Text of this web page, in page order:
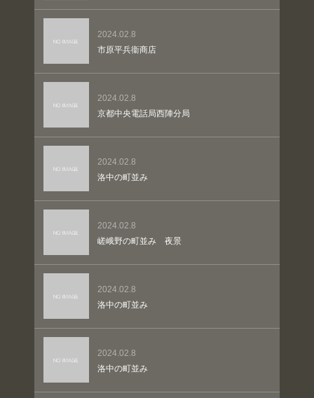
2024.02.8
市原平兵衞商店
2024.02.8
京都中央電話局西陣分局
2024.02.8
洛中の町並み
2024.02.8
嵯峨野の町並み 夜景
2024.02.8
洛中の町並み
2024.02.8
洛中の町並み